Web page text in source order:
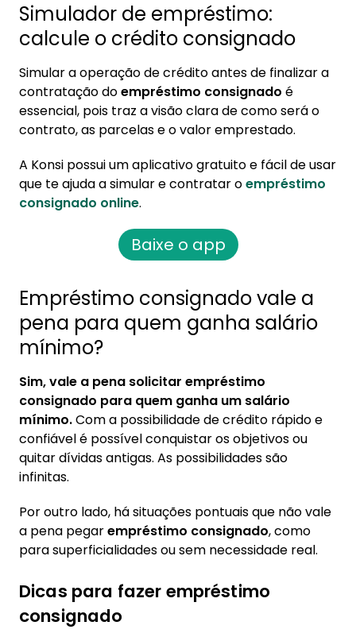
Simulador de empréstimo:
calcule o crédito consignado
Simular a operação de crédito antes de finalizar a
contratação doempréstimo consignado é
essencial, pois traz a visão clara de como será o
contrato, as parcelas e o valor emprestado.
A Konsi possui um aplicativo gratuito e fácil de usar
que te ajuda a simular e contratar oempréstimo
consignado online.
Baixe o app
Empréstimo consignado vale a
pena para quem ganha salário
mínimo?
Sim, vale a pena solicitar empréstimo
consignado para quem ganha um salário
mínimo.Com a possibilidade de crédito rápido e
confiável é possível conquistar os objetivos ou
quitar dívidas antigas. As possibilidades são
infinitas.
Por outro lado, há situações pontuais que não vale
a pena pegarempréstimo consignado, como
para superficialidades ou sem necessidade real.
Dicas para fazer empréstimo
consignado